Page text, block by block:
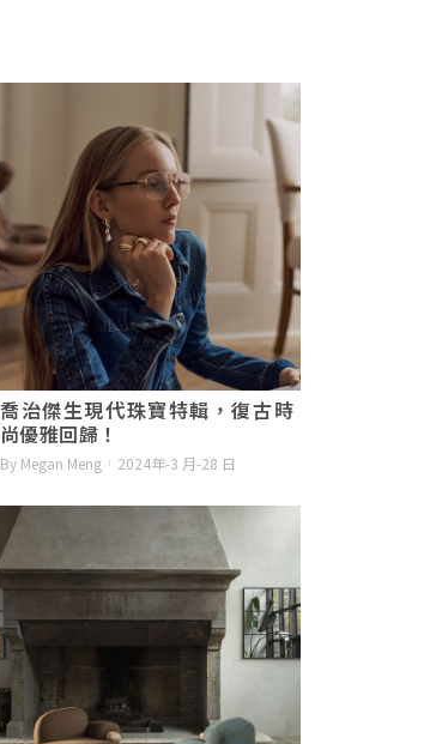
喬治傑生現代珠寶特輯，復古時
尚優雅回歸！
By Megan Meng 2024年-3 月-28 日